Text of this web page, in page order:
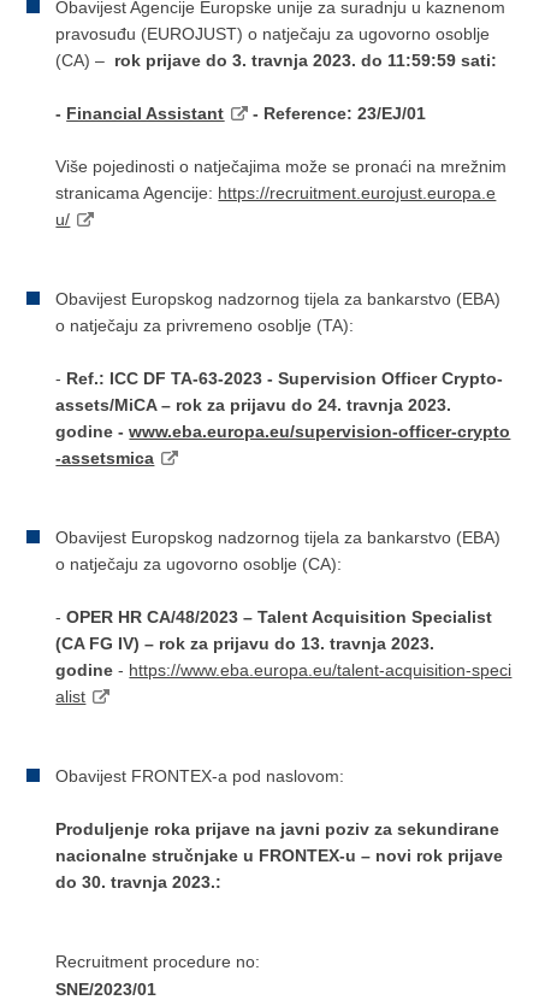
Obavijest Agencije Europske unije za suradnju u kaznenom
pravosuđu (EUROJUST) o natječaju za ugovorno osoblje
(CA) – rok prijave do 3. travnja 2023. do 11:59:59 sati:
- Financial Assistant - Reference: 23/EJ/01
Više pojedinosti o natječajima može se pronaći na mrežnim
stranicama Agencije: https://recruitment.eurojust.europa.e
u/
Obavijest Europskog nadzornog tijela za bankarstvo (EBA)
o natječaju za privremeno osoblje (TA):
- Ref.: ICC DF TA-63-2023 - Supervision Officer Crypto-
assets/MiCA – rok za prijavu do 24. travnja 2023.
godine -www.eba.europa.eu/supervision-officer-crypto
-assetsmica
Obavijest Europskog nadzornog tijela za bankarstvo (EBA)
o natječaju za ugovorno osoblje (CA):
-OPER HR CA/48/2023 – Talent Acquisition Specialist
(CA FG IV) – rok za prijavu do 13. travnja 2023.
godine- https://www.eba.europa.eu/talent-acquisition-speci
alist
Obavijest FRONTEX-a pod naslovom:
Produljenje roka prijave na javni poziv za sekundirane
nacionalne stručnjake u FRONTEX-u – novi rok prijave
do 30. travnja 2023.:
Recruitment procedure no:
SNE/2023/01